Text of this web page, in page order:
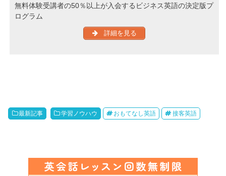
無料体験受講者の50％以上が入会するビジネス英語の決定版プ
ログラム
詳細を見る
最新記事 学習ノウハウ おもてなし英語 接客英語